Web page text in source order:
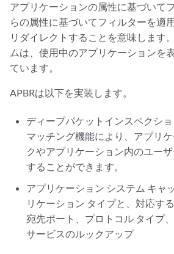
アプリケーションの属性に基づいて
らの属性に基づいてフィルターを適
リダイレクトすることを意味します
ムは、使用中のアプリケーションを
ています。
APBRは以下を実装します。
ディープパケットインスペクシ
マッチング機能により、アプリ
クやアプリケーション内のユー
することができます。
アプリケーション システム キャ
リケーション タイプと、対応す
宛先ポート、プロトコル タイプ
サービスのルックアップ